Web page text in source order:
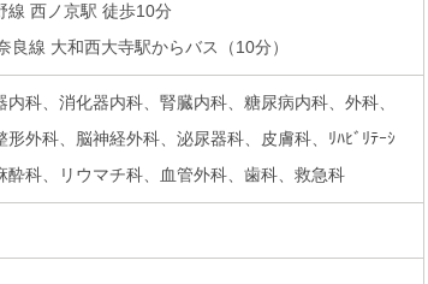
線 西ノ京駅 徒歩10分
良線 大和西大寺駅からバス（10分）
科、消化器内科、腎臓内科、糖尿病内科、外科、
外科、脳神経外科、泌尿器科、皮膚科、ﾘﾊﾋﾞﾘﾃｰｼ
酔科、リウマチ科、血管外科、歯科、救急科